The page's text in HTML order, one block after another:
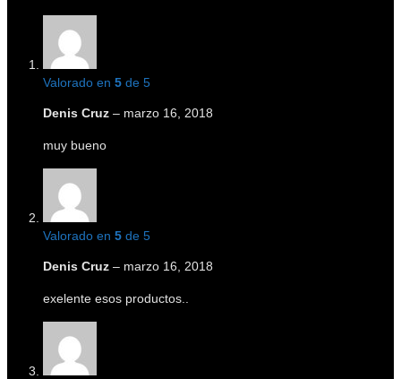
Valorado en 5 de 5
Denis Cruz – marzo 16, 2018
muy bueno
Valorado en 5 de 5
Denis Cruz – marzo 16, 2018
exelente esos productos..